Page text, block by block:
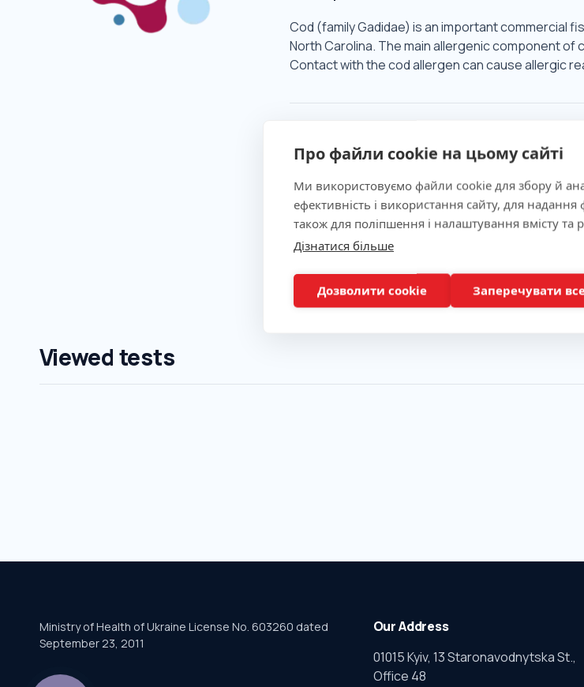
Про файли cookie на цьому сайті
Ми використовуємо файли cookie для збору й
ефективність і використання сайту, для
також для поліпшення і налаштування вмісту та
Дізнатися більше
Дозволити cookie Заперечувати
Cod (family Gadidae) is an important commercial
North Carolina. The main allergenic component of
Contact with the cod allergen can cause allergic
Indications
Method
Preparation
Viewed tests
Ministry of Health of Ukraine License No. 603260 dated
September 23, 2011
Our Address
01015 Kyiv, 13 Staronavodnytska St.,
Office 48